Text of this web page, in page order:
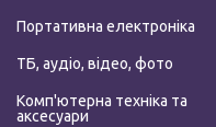
Портативна електроніка
ТБ, аудіо, відео, фото
Комп'ютерна техніка та
аксесуари